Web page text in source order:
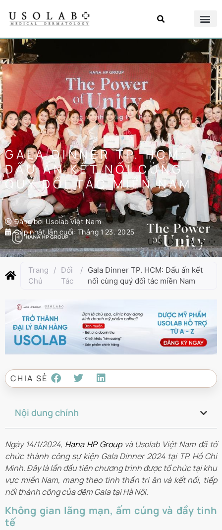
GALA DINNER TP. HCM:
DẤU ẤN KẾT NỐI CÙNG
QUÝ ĐỐI TÁC MIỀN NAM
Đăng bởiUsolab Việt Nam
Cập nhật lần cuối:Tháng 1 23, 2025
Trang
Chủ
/ Đối
Tác
/ Gala Dinner TP. HCM: Dấu ấn kết
nối cùng quý đối tác miền Nam
CHIA SẺ
Nội dung chính
Ngày 14/1/2024, Hana HP Groupvà Usolab Việt Nam đã tổ
chức thành công sự kiện Gala Dinner 2024 tại TP. Hồ Chí
Minh. Đây là lần đầu tiên chương trình được tổ chức tại khu
vực miền Nam, mang theo tinh thần tri ân và kết nối, tiếp
nối thành công của đêm Gala tại Hà Nội.
Không gian lãng mạn, ấm cúng và đầy tinh
tế